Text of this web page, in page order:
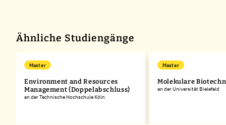
Ähnliche Studiengänge
Master
Environment and Resources
Management (Doppelabschluss)
an der Technische Hochschule Köln
Master
Molekulare
an der Universität Bielefeld